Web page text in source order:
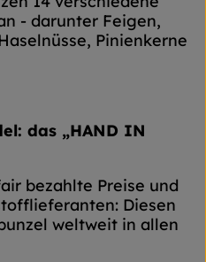
- darunter Feigen,
Pinienkerne
das „HAND IN
bezahlte Preise und
Diesen
weltweit in allen